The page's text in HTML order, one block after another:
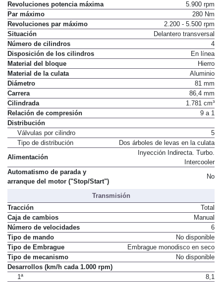
Revoluciones potencia máxima
5.900 rpm
Par máximo
280 Nm
Revoluciones par máximo
2.200 - 5.500 rpm
Situación
Delantero transversal
Número de cilindros
4
Disposición de los cilindros
En línea
Material del bloque
Hierro
Material de la culata
Aluminio
Diámetro
81 mm
Carrera
86,4 mm
Cilindrada
1.781 cm³
Relación de compresión
9 a 1
Distribución
Válvulas por cilindro
5
Tipo de distribución
Dos árboles de levas en la culata
Alimentación
Inyección Indirecta. Turbo.
Intercooler
Automatismo de parada y
arranque del motor ("Stop/Start")
No
Transmisión
Tracción
Total
Caja de cambios
Manual
Número de velocidades
6
Tipo de mando
No disponible
Tipo de Embrague
Embrague monodisco en seco
Tipo de mecanismo
No disponible
Desarrollos (km/h cada 1.000 rpm)
1ª
8,1